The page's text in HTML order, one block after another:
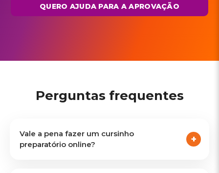
QUERO AJUDA PARA A APROVAÇÃO
Perguntas frequentes
Vale a pena fazer um cursinho
preparatório online?